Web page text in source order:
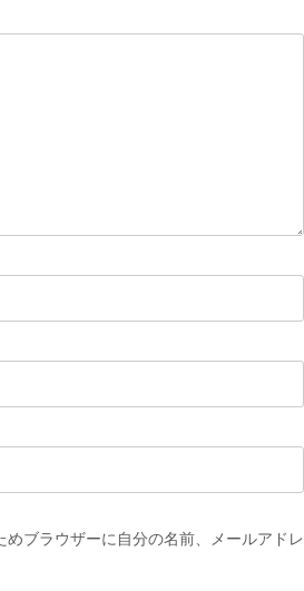
めブラウザーに自分の名前、メールアドレ